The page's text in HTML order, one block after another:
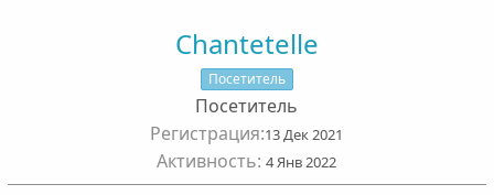
Chantetelle
Посетитель
Посетитель
Регистрация 13 Дек 2021
Активность 4 Янв 2022